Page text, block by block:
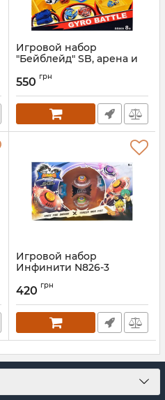
Игровой набор
"Бейблейд" SB, арена и
Артикул:
550 грн
Игровой набор
Инфинити N826-3
волчками (Вид 1)
Артикул: 826-3A
420 грн